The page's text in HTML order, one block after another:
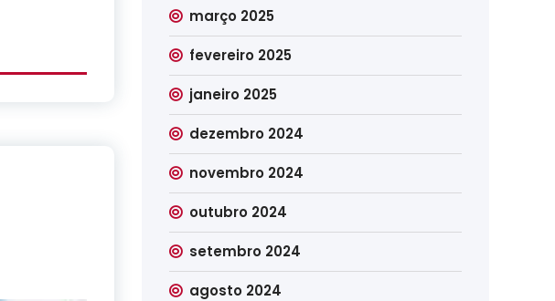
março 2025
fevereiro 2025
janeiro 2025
dezembro 2024
novembro 2024
outubro 2024
setembro 2024
agosto 2024